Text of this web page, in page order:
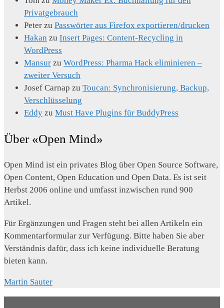
Privatgebrauch
Peter zu Passwörter aus Firefox exportieren/drucken
Hakan zu Insert Pages: Content-Recycling in
WordPress
Mansur zu WordPress: Pharma Hack eliminieren –
zweiter Versuch
Josef Carnap zu Toucan: Synchronisierung, Backup,
Verschlüsselung
Eddy zu Must Have Plugins für BuddyPress
Über «Open Mind»
Open Mind ist ein privates Blog über Open Source Software,
Open Content, Open Education und Open Data. Es ist seit
Herbst 2006 online und umfasst inzwischen rund 900
Artikel.
Für Ergänzungen und Fragen steht bei allen Artikeln ein
Kommentarformular zur Verfügung. Bitte haben Sie aber
Verständnis dafür, dass ich keine individuelle Beratung
bieten kann.
Martin Sauter